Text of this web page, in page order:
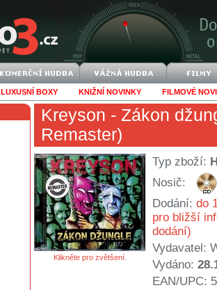
LUXUSNÍ BOXY KNIŽNÍ NOVINKY FILMOVÉ
Kreyson - Zákon
Remaster)
Klikněte pro zvětšení.
Typ zboží:
Nosič:
Dodání: do
pro bližší
dodání)
Vydavatel:
Vydáno:
EAN/UPC: